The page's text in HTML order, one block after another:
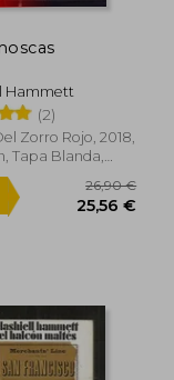
Hammett
(2)
Zorro Rojo, 2018,
Tapa Blanda,